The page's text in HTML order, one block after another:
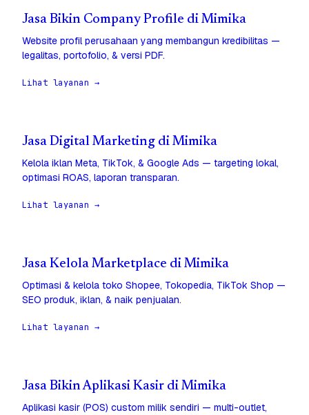
Jasa Bikin Company Profile di Mimika
Website profil perusahaan yang membangun kredibilitas —
legalitas, portofolio, & versi PDF.
Lihat layanan →
Jasa Digital Marketing di Mimika
Kelola iklan Meta, TikTok, & Google Ads — targeting lokal,
optimasi ROAS, laporan transparan.
Lihat layanan →
Jasa Kelola Marketplace di Mimika
Optimasi & kelola toko Shopee, Tokopedia, TikTok Shop —
SEO produk, iklan, & naik penjualan.
Lihat layanan →
Jasa Bikin Aplikasi Kasir di Mimika
Aplikasi kasir (POS) custom milik sendiri — multi-outlet,